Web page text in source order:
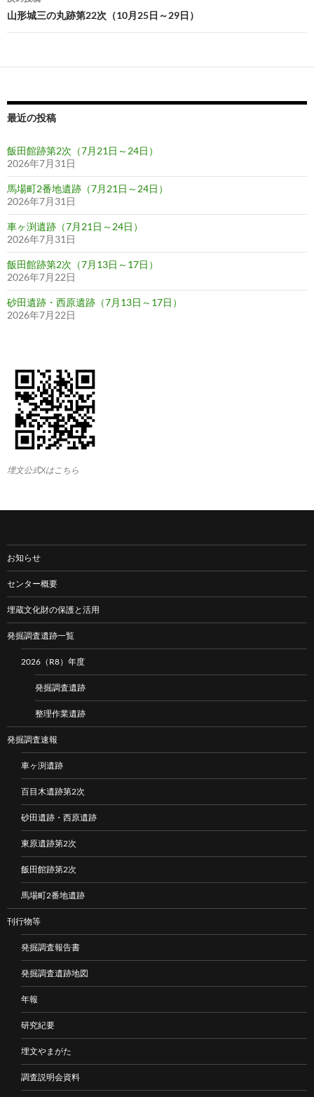
ビ
ー
ョ
山形城三の丸跡第22次（10月25日～29日）
最近の投稿
飯田館跡第2次（7月21日～24日）
2026年7月31日
馬場町2番地遺跡（7月21日～24日）
2026年7月31日
車ヶ渕遺跡（7月21日～24日）
2026年7月31日
飯田館跡第2次（7月13日～17日）
2026年7月22日
砂田遺跡・西原遺跡（7月13日～17日）
2026年7月22日
埋文公式Xはこちら
お知らせ
センター概要
埋蔵文化財の保護と活用
発掘調査遺跡一覧
2026（R8）年度
発掘調査遺跡
整理作業遺跡
発掘調査速報
車ヶ渕遺跡
百目木遺跡第2次
砂田遺跡・西原遺跡
東原遺跡第2次
飯田館跡第2次
馬場町2番地遺跡
刊行物等
発掘調査報告書
発掘調査遺跡地図
年報
研究紀要
埋文やまがた
調査説明会資料